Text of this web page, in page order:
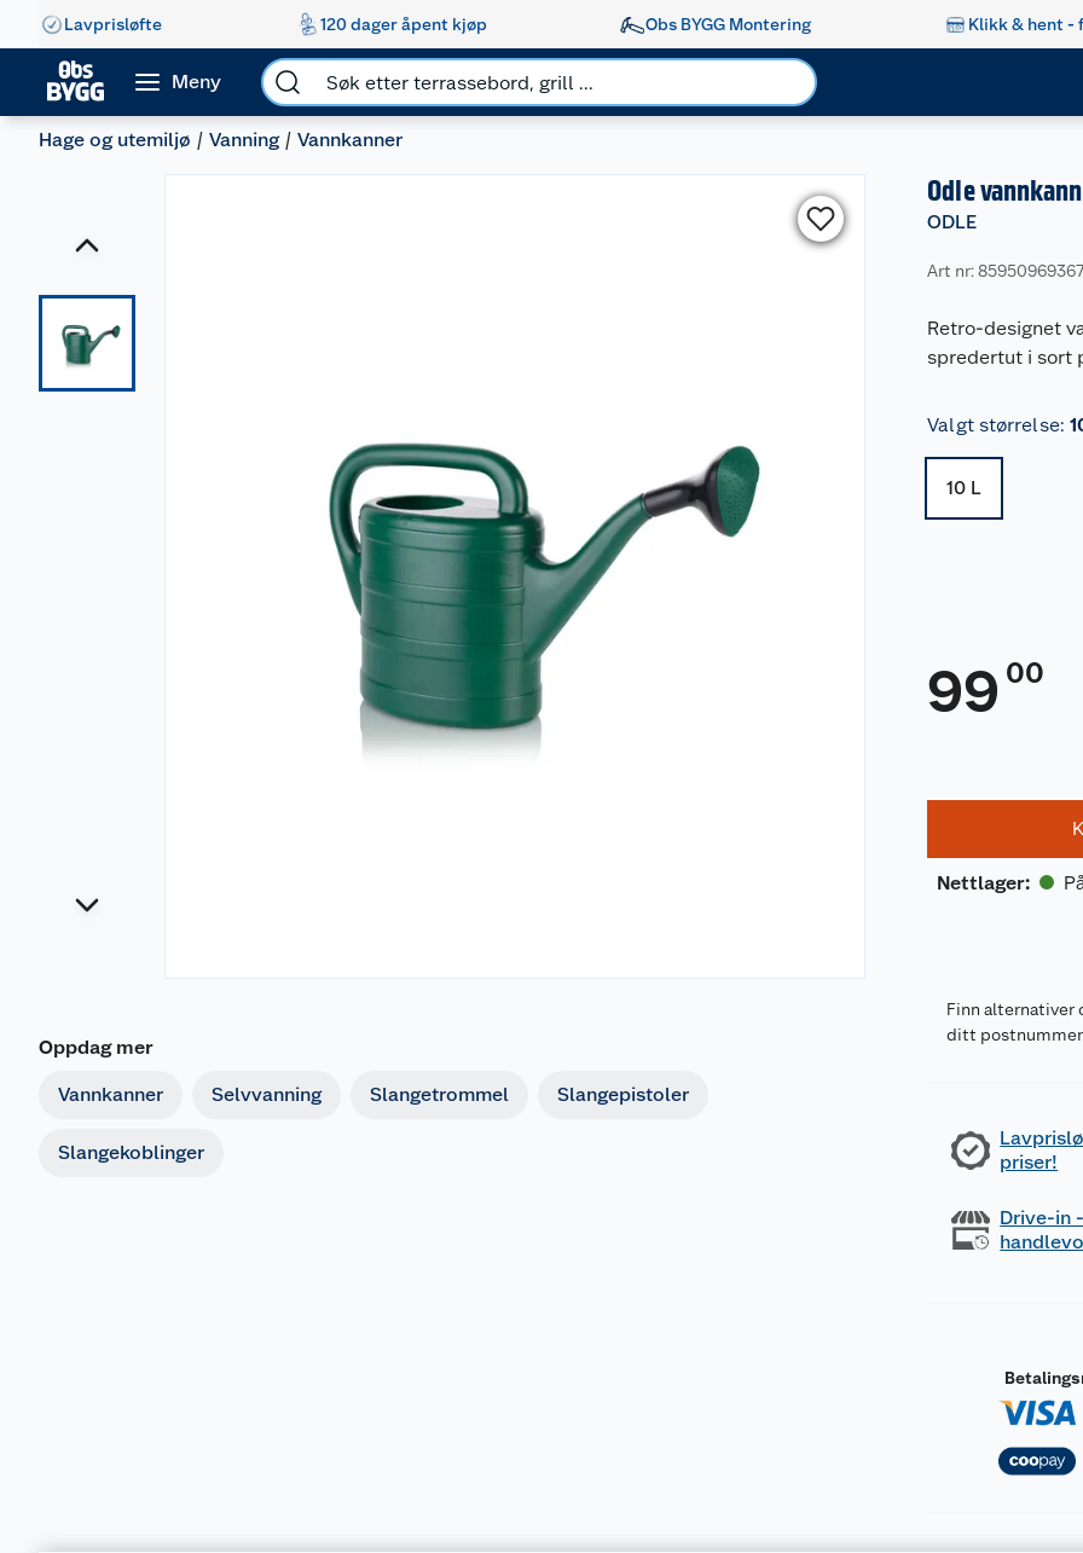
Lavprisløfte 120 dager åpent kjøp Obs BYGG Montering Klikk & hent -
Meny
Hage og utemiljø Vanning Vannkanner
Oppdag mer
Vannkanner Selvvanning Slangetrommel Slangepistoler
Slangekoblinger
Odle
ODLE
Art nr:
Retro-designet
spredertut i sort
Valgt størrelse:
10 L
99 00
Nettlager:
Finn alternativer
ditt postnummer
priser!
Drive-in